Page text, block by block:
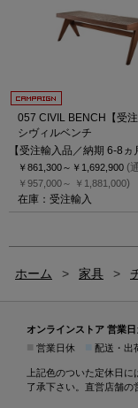
057 CIVIL BENCH【受注
シヴィルベンチ
【受注輸入品／納期 6-8ヵ
￥861,300～ ￥1,692,900 (
￥957,000～ ￥1,881,000)
在庫：受注輸入
ホーム > 家具 >
オンラインストア 営業
営業日休 配送・
上記色のついた定休日
了承下さい。直営店舗の